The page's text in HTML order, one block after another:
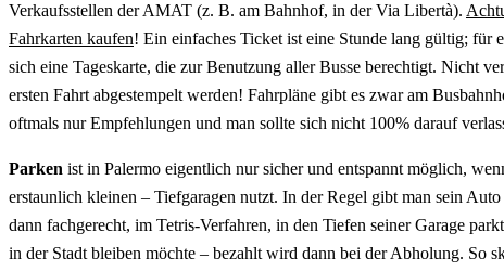
Verkaufsstellen der AMAT (z. B. am Bahnhof, in der Via Libertà).
Fahrkarten kaufen! Ein einfaches Ticket ist eine Stunde lang gültig; für
sich eine Tageskarte, die zur Benutzung aller Busse berechtigt. Nicht
ersten Fahrt abgestempelt werden! Fahrpläne gibt es zwar am
oftmals nur Empfehlungen und man sollte sich nicht 100% darauf
Parken ist in Palermo eigentlich nur sicher und entspannt möglich,
erstaunlich kleinen – Tiefgaragen nutzt. In der Regel gibt man sein
dann fachgerecht, im Tetris-Verfahren, in den Tiefen seiner Garage
in der Stadt bleiben möchte – bezahlt wird dann bei der Abholung. So